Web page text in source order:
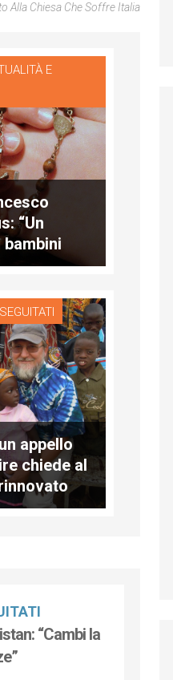
Alla Chiesa Che Soffre Italia
E
“Un
appello
chiede al
la
“Cambi la